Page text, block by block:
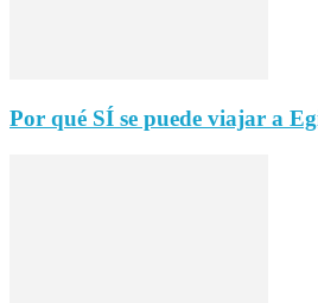
Por qué SÍ se puede viajar a